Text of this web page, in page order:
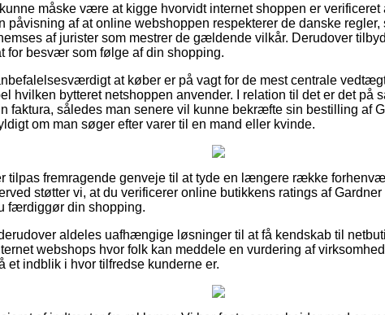
måske være at kigge hvorvidt internet shoppen er
påvisning af at online webshoppen respekterer de danske regler,
af jurister som mestrer de gældende vilkår. Derudover
for besvær som følge af din shopping.
at køber er på vagt for de mest centrale
hvilken bytteret netshoppen anvender. I relation til det er det på
faktura, således man senere vil kunne bekræfte sin bestilling af
om man søger efter varer til en mand eller kvinde.
tilpas fremragende genveje til at tyde en længere række
støtter vi, at du verificerer online butikkens ratings af
færdiggør din shopping.
aldeles uafhængige løsninger til at få kendskab til
webshops hvor folk kan meddele en vurdering af
et indblik i hvor tilfredse kunderne er.